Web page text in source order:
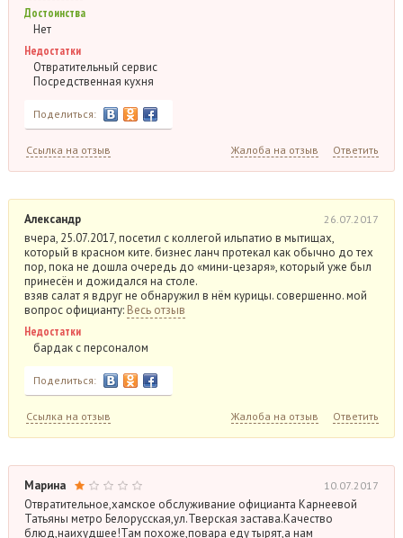
Достоинства
Нет
Недостатки
Отвратительный сервис
Посредственная кухня
Поделиться:
Ссылка на отзыв Жалоба на отзыв Ответить
Александр 26.07.2017
вчера, 25.07.2017, посетил с коллегой ильпатио в мытищах,
который в красном ките. бизнес ланч протекал как обычно до тех
пор, пока не дошла очередь до «мини-цезаря», который уже был
принесён и дожидался на столе.
взяв салат я вдруг не обнаружил в нём курицы. совершенно. мой
вопрос официанту: Весь отзыв
Недостатки
бардак с персоналом
Поделиться:
Ссылка на отзыв Жалоба на отзыв Ответить
Марина 10.07.2017
Отвратительное,хамское обслуживание официанта Карнеевой
Татьяны метро Белорусская,ул.Тверская застава.Качество
блюд,наихудшее!Там похоже,повара еду тырят,а нам